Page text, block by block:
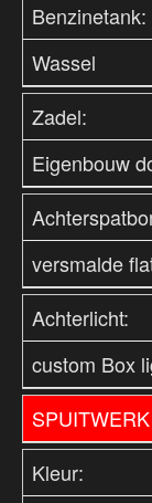
Benzinetank:
Wassel
Zadel:
Eigenbouw
versmalde
Achterlicht:
custom Box
SPUITWERK
Kleur: